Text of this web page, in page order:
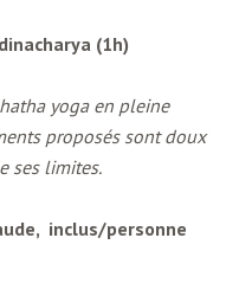
(1h)
yoga en pleine
proposés sont doux
ses limites.
inclus/personne